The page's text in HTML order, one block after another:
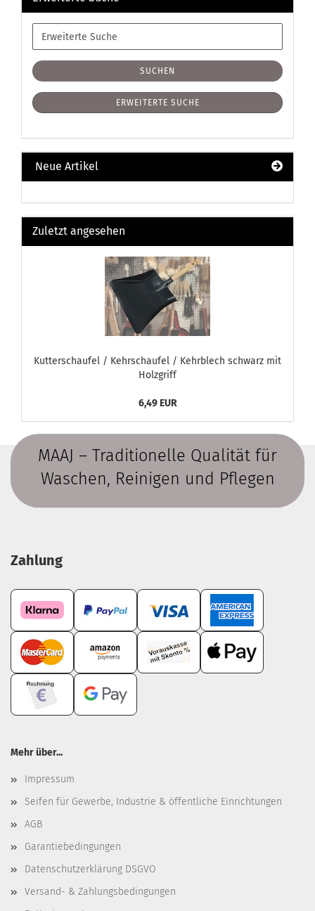
Erweiterte
Suche
SUCHEN
ERWEITERTE SUCHE
Neue Artikel
Zuletzt angesehen
Kutterschaufel / Kehrschaufel / Kehrblech schwarz mit
Holzgriff
6,49 EUR
MAAJ – Traditionelle Qualität für
Waschen, Reinigen und Pflegen
Zahlung
Mehr über...
Impressum
Seifen für Gewerbe, Industrie & öffentliche Einrichtungen
AGB
Garantiebedingungen
Datenschutzerklärung DSGVO
Versand- & Zahlungsbedingungen